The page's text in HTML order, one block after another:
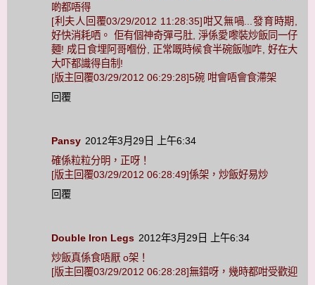
啲都唔得
[利夫人回覆03/29/2012 11:28:35]咁又無喎...發育時期,
好快消耗哂。 佢有個神奇彈弓肚, 淨係愛嚟裝炒飯同一仔
麵! 成日食埋阿哥嗰份, 正常嘅時候食半碗飯咖咋, 好在大
大吓都識得自制!
[版主回覆03/29/2012 06:29:28]5碗 咁會唔會食滯架
回覆
Pansy 2012年3月29日 上午6:34
確係粒粒分明，正呀！
[版主回覆03/29/2012 06:28:49]係架，炒飯好易炒
回覆
Double Iron Legs 2012年3月29日 上午6:34
炒飯真係食唔厭 o架！
[版主回覆03/29/2012 06:28:28]無錯呀，幾時都咁受歡迎